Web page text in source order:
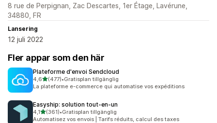
8 rue de Perpignan, Zac Descartes, 1er Étage, Lavérune,
34880, FR
Lansering
12 juli 2022
Fler appar som den här
Plateforme d'envoi Sendcloud
4,6av 5 stjärnor
(477)
477 recensioner totalt
•Gratisplan tillgänglig
La plateforme e-commerce qui automatise vos expéditions
Easyship: solution tout‑en‑un
4,1av 5 stjärnor
(361)
361 recensioner totalt
•Gratisplan tillgänglig
Automatisez vos envois | Tarifs réduits, calcul des taxes